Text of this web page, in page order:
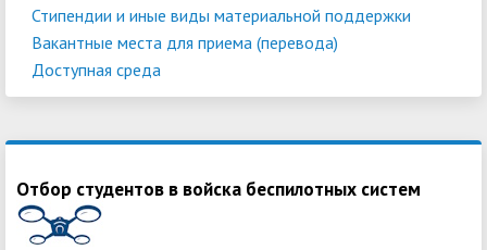
Стипендии и иные виды материальной поддержки
Вакантные места для приема (перевода)
Доступная среда
Отбор студентов в войска беспилотных систем